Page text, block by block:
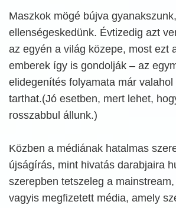
Maszkok mögé bújva
ellenségeskedünk. Évtizedig azt
az egyén a világ közepe, most ezt
emberek így is gondolják – az
elidegenítés folyamata már valahol
tarthat.(Jó esetben, mert lehet,
rosszabbul állunk.)
Közben a médiának hatalmas
újságírás, mint hivatás darabjaira
szerepben tetszeleg a
vagyis megfizetett média, amely